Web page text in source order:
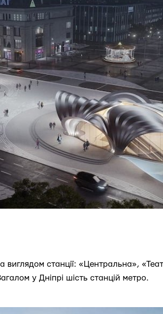
виглядом станції: «Центральна»,
у Дніпрі шість станцій метро.